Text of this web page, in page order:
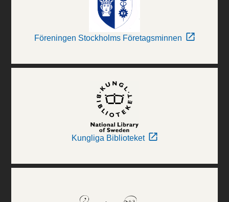
Föreningen Stockholms Företagsminnen
Kungliga Biblioteket